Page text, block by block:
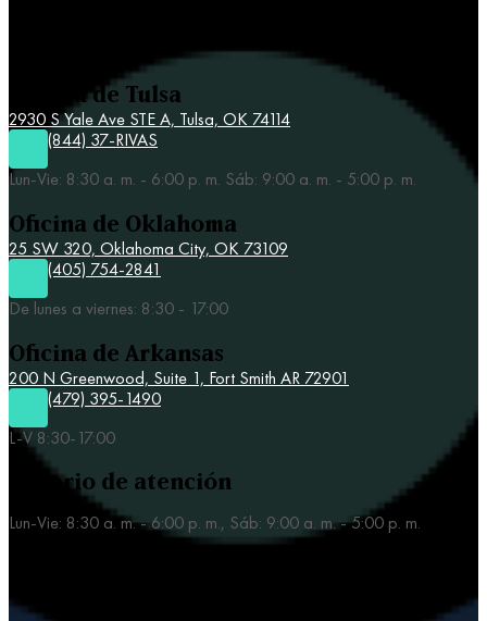
Oficina de Tulsa
2930 S Yale Ave STE A, Tulsa, OK 74114
(844) 37-RIVAS
Lun-Vie: 8:30 a. m. - 6:00 p. m. Sáb: 9:00 a. m. - 5:00 p. m.
Oficina de Oklahoma
25 SW 320, Oklahoma City, OK 73109
(405) 754-2841
De lunes a viernes: 8:30 - 17:00
Oficina de Arkansas
200 N Greenwood, Suite 1, Fort Smith AR 72901
(479) 395-1490
L-V 8:30-17:00
Horario de atención
Lun-Vie: 8:30 a. m. - 6:00 p. m., Sáb: 9:00 a. m. - 5:00 p. m.